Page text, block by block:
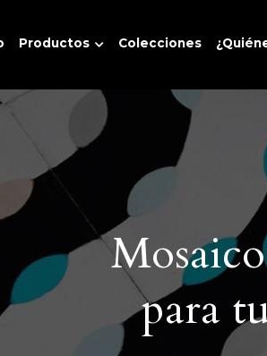
Productos Colecciones
para